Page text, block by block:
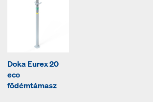
Doka Eurex 20
eco
födémtámasz